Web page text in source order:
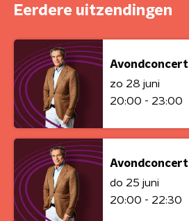
Eerdere uitzendingen
Avondconcert
zo 28 juni
20:00 - 23:00
Avondconcert
do 25 juni
20:00 - 22:30